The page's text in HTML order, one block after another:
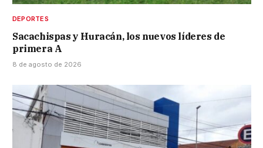
DEPORTES
Sacachispas y Huracán, los nuevos líderes de
primera A
8 de agosto de 2026